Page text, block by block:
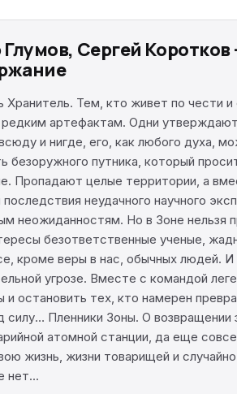
Сергей
Тем, кто живет по чести
редким артефактам. Одни
и нигде, его, как любого духа,
путника, который
Пропадают целые территории, а
неудачного научного
неожиданностям. Но в Зоне
безответственные ученые,
кроме веры в нас, обычных людей.
угрозе. Вместе с командой
остановить тех, кто намерен
Пленники Зоны. О возвращении
атомной станции, да еще
жизнь, жизни товарищей и
нет...